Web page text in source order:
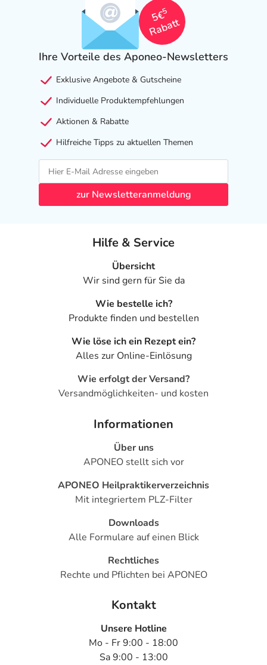
5€
5
Rabatt
Ihre Vorteile des Aponeo-Newsletters
Exklusive Angebote & Gutscheine
Individuelle Produktempfehlungen
Aktionen & Rabatte
Hilfreiche Tipps zu aktuellen Themen
zur Newsletteranmeldung
Hilfe & Service
Übersicht
Wir sind gern für Sie da
Wie bestelle ich?
Produkte finden und bestellen
Wie löse ich ein Rezept ein?
Alles zur Online-Einlösung
Wie erfolgt der Versand?
Versandmöglichkeiten- und kosten
Informationen
Über uns
APONEO stellt sich vor
APONEO Heilpraktikerverzeichnis
Mit integriertem PLZ-Filter
Downloads
Alle Formulare auf einen Blick
Rechtliches
Rechte und Pflichten bei APONEO
Kontakt
Unsere Hotline
Mo - Fr 9:00 - 18:00
Sa 9:00 - 13:00